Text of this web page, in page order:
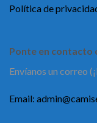
Política de
Ponte en contacto
Envíanos un correo
Email: